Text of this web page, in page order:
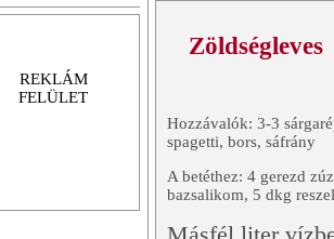
REKLÁM
FELÜLET
Zöldségleves
Hozzávalók: 3-3
spagetti, bors, sáfrány
A betéthez: 4 gerezd
bazsalikom, 5 dkg